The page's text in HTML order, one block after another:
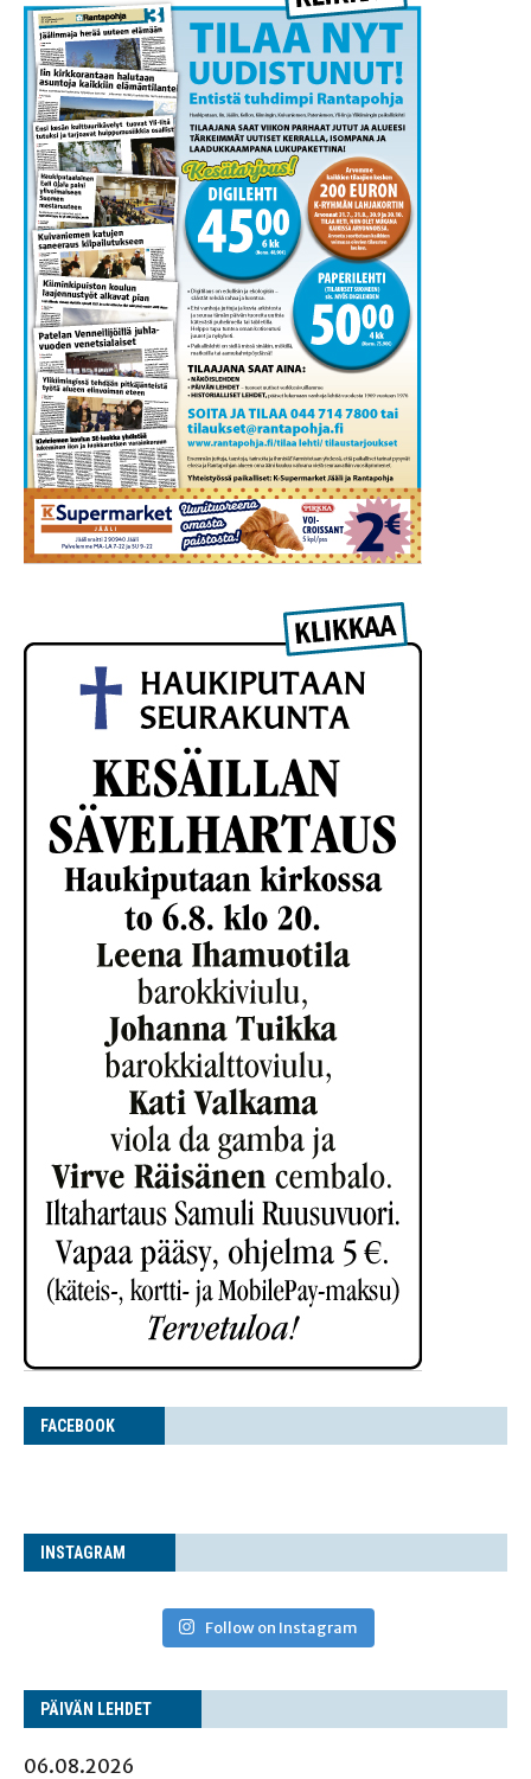
FACE­BOOK
INS­TA­GRAM
Follow on Instagram
PÄI­VÄN LEHDET
06.08.2026